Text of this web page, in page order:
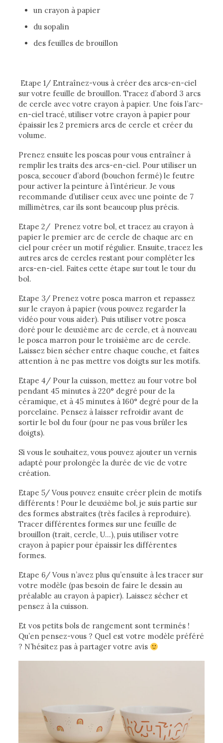
un crayon à papier
du sopalin
des feuilles de brouillon
Etape 1/ Entraînez-vous à créer des arcs-en-ciel
sur votre feuille de brouillon. Tracez d’abord 3 arcs
de cercle avec votre crayon à papier. Une fois l’arc-
en-ciel tracé, utiliser votre crayon à papier pour
épaissir les 2 premiers arcs de cercle et créer du
volume.
Prenez ensuite les poscas pour vous entraîner à
remplir les traits des arcs-en-ciel. Pour utiliser un
posca, secouer d’abord (bouchon fermé) le feutre
pour activer la peinture à l’intérieur. Je vous
recommande d’utiliser ceux avec une pointe de 7
millimètres, car ils sont beaucoup plus précis.
Etape 2/ Prenez votre bol, et tracez au crayon à
papier le premier arc de cercle de chaque arc en
ciel pour créer un motif régulier. Ensuite, tracez les
autres arcs de cercles restant pour compléter les
arcs-en-ciel. Faites cette étape sur tout le tour du
bol.
Etape 3/ Prenez votre posca marron et repassez
sur le crayon à papier (vous pouvez regarder la
vidéo pour vous aider). Puis utiliser votre posca
doré pour le deuxième arc de cercle, et à nouveau
le posca marron pour le troisième arc de cercle.
Laissez bien sécher entre chaque couche, et faites
attention à ne pas mettre vos doigts sur les motifs.
Etape 4/ Pour la cuisson, mettez au four votre bol
pendant 45 minutes à 220° degré pour de la
céramique, et à 45 minutes à 160° degré pour de la
porcelaine. Pensez à laisser refroidir avant de
sortir le bol du four (pour ne pas vous brûler les
doigts).
Si vous le souhaitez, vous pouvez ajouter un vernis
adapté pour prolongée la durée de vie de votre
création.
Etape 5/ Vous pouvez ensuite créer plein de motifs
différents ! Pour le deuxième bol, je suis partie sur
des formes abstraites (très faciles à reproduire).
Tracer différentes formes sur une feuille de
brouillon (trait, cercle, U…), puis utiliser votre
crayon à papier pour épaissir les différentes
formes.
Etape 6/ Vous n’avez plus qu’ensuite à les tracer sur
votre modèle (pas besoin de faire le dessin au
préalable au crayon à papier). Laissez sécher et
pensez à la cuisson.
Et vos petits bols de rangement sont terminés !
Qu’en pensez-vous ? Quel est votre modèle préféré
? N’hésitez pas à partager votre avis